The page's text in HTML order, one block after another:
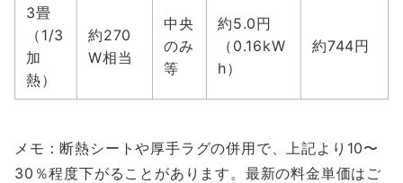
3畳
（1/3
加
熱）
約270
W相当
中央
のみ
等
約5.0円
（0.16kW
h）
約744円
メモ：断熱シートや厚手ラグの併用で、上記より10〜
30％程度下がることがあります。最新の料金単価はご